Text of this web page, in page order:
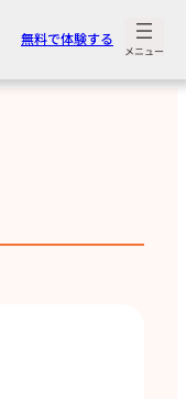
無料で体験する